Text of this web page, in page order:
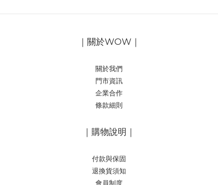
｜關於WOW｜
關於我們
門市資訊
企業合作
條款細則
｜購物說明｜
付款與保固
退換貨須知
會員制度